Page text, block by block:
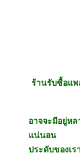
ร้านรับซื้อแ
อาจจะมีอยู่ห
แน่นอน เรา
ประดับของเร